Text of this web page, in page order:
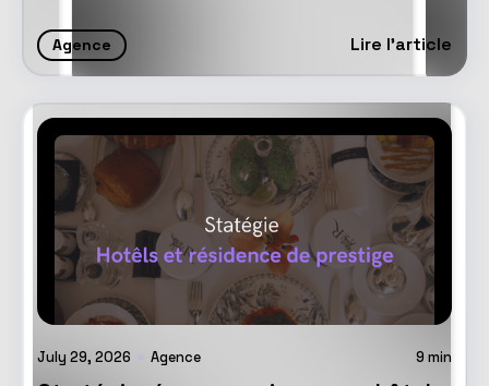
Agence Lire l'article
July 29, 2026 Agence 9 min